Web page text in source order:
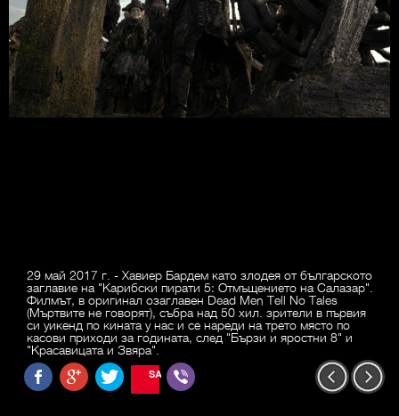
29 май 2017 г. - Хавиер Бардем като злодея от българското
заглавие на "Карибски пирати 5: Отмъщението на Салазар".
Филмът, в оригинал озаглавен Dead Men Tell No Tales
(Мъртвите не говорят), събра над 50 хил. зрители в първия
си уикенд по кината у нас и се нареди на трето място по
касови приходи за годината, след "Бързи и яростни 8" и
"Красавицата и Звяра".
SAVE